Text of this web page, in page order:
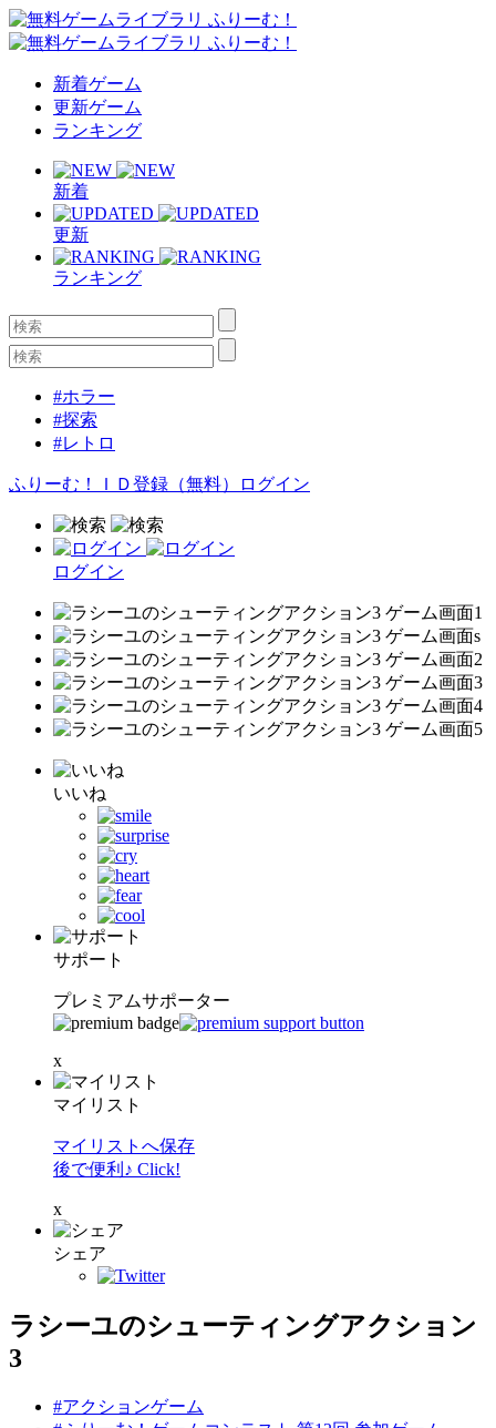
新着ゲーム
更新ゲーム
ランキング
新着
更新
ランキング
#ホラー
#探索
#レトロ
ふりーむ！ＩＤ登録（無料） ログイン
ログイン
いいね
サポート
プレミアムサポーター
x
マイリスト
マイリストへ保存
後で便利♪ Click!
x
シェア
ラシーユのシューティングアクション
3
#アクションゲーム